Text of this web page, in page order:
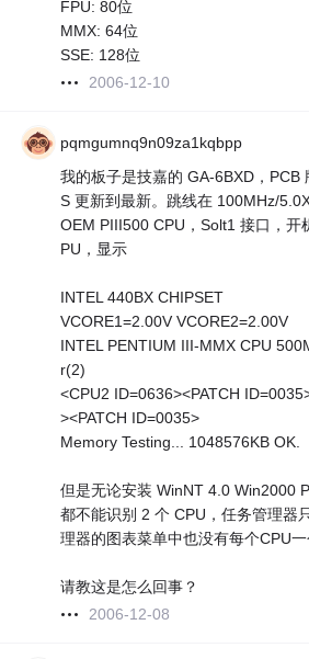
FPU: 80位
MMX: 64位
SSE: 128位
2006-12-10
pqmgumnq9n09za1kqbpp
我的板子是技嘉的 GA-6BXD，PCB
S 更新到最新。跳线在 100MHz/
OEM PIII500 CPU，Solt1 接口，开
PU，显示
INTEL 440BX CHIPSET
VCORE1=2.00V VCORE2=2.00V
INTEL PENTIUM III-MMX CPU
r(2)
<CPU2 ID=0636><PATCH
><PATCH ID=0035>
Memory Testing... 1048576KB OK.
但是无论安装 WinNT 4.0 Win2000
都不能识别 2 个 CPU，任务管理器
理器的图表菜单中也没有每个CPU一
请教这是怎么回事？
2006-12-08